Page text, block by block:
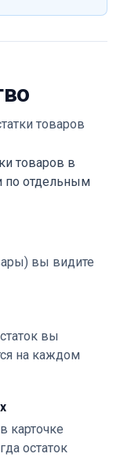
товаров
товаров в
по отдельным
вы видите
вы
на каждом
карточке
остаток